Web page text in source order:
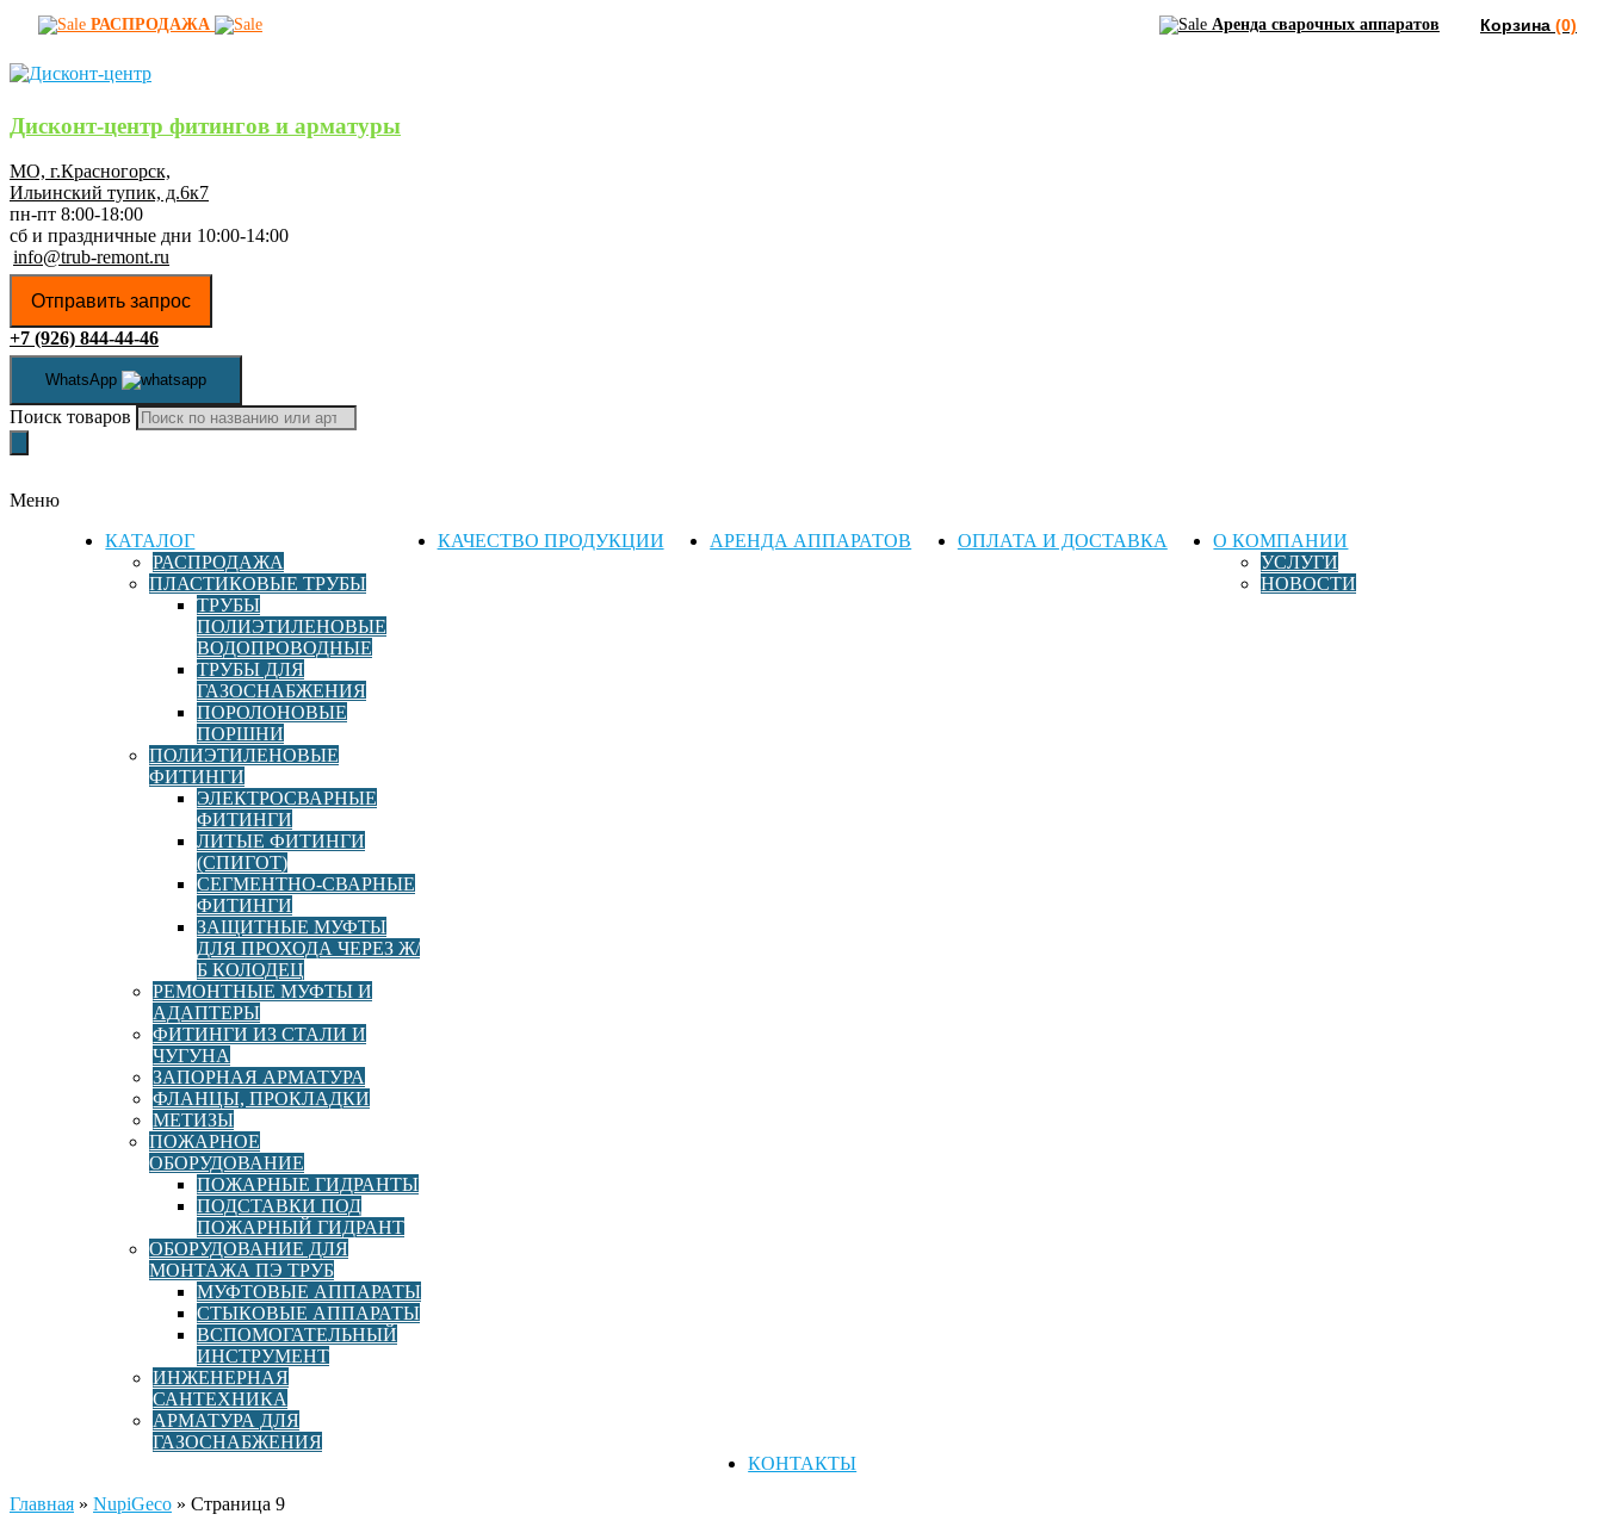
РАСПРОДАЖА Аренда сварочных аппаратов Корзина (0)
Дисконт-центр фитингов и арматуры
МО, г.Красногорск,
Ильинский тупик, д.6к7
пн-пт 8:00-18:00
сб и праздничные дни 10:00-14:00
info@trub-remont.ru
Отправить запрос
+7 (926) 844-44-46
WhatsApp
Поиск товаров
Меню
КАТАЛОГ
РАСПРОДАЖА
ПЛАСТИКОВЫЕ ТРУБЫ
ТРУБЫ
ПОЛИЭТИЛЕНОВЫЕ
ВОДОПРОВОДНЫЕ
ТРУБЫ ДЛЯ
ГАЗОСНАБЖЕНИЯ
ПОРОЛОНОВЫЕ
ПОРШНИ
ПОЛИЭТИЛЕНОВЫЕ
ФИТИНГИ
ЭЛЕКТРОСВАРНЫЕ
ФИТИНГИ
ЛИТЫЕ ФИТИНГИ
(СПИГОТ)
СЕГМЕНТНО-СВАРНЫЕ
ФИТИНГИ
ЗАЩИТНЫЕ МУФТЫ
ДЛЯ ПРОХОДА ЧЕРЕЗ Ж/
Б КОЛОДЕЦ
РЕМОНТНЫЕ МУФТЫ И
АДАПТЕРЫ
ФИТИНГИ ИЗ СТАЛИ И
ЧУГУНА
ЗАПОРНАЯ АРМАТУРА
ФЛАНЦЫ, ПРОКЛАДКИ
МЕТИЗЫ
ПОЖАРНОЕ
ОБОРУДОВАНИЕ
ПОЖАРНЫЕ ГИДРАНТЫ
ПОДСТАВКИ ПОД
ПОЖАРНЫЙ ГИДРАНТ
ОБОРУДОВАНИЕ ДЛЯ
МОНТАЖА ПЭ ТРУБ
МУФТОВЫЕ АППАРАТЫ
СТЫКОВЫЕ АППАРАТЫ
ВСПОМОГАТЕЛЬНЫЙ
ИНСТРУМЕНТ
ИНЖЕНЕРНАЯ
САНТЕХНИКА
АРМАТУРА ДЛЯ
ГАЗОСНАБЖЕНИЯ
КАЧЕСТВО ПРОДУКЦИИ АРЕНДА АППАРАТОВ ОПЛАТА И ДОСТАВКА
О КОМПАНИИ
УСЛУГИ
НОВОСТИ
КОНТАКТЫ
Главная » NupiGeco » Страница 9